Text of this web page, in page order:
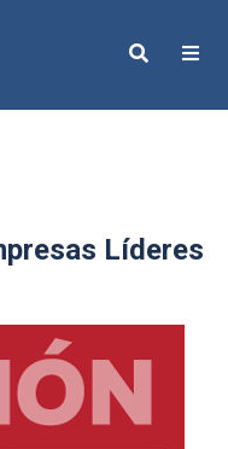
Search
Líderes